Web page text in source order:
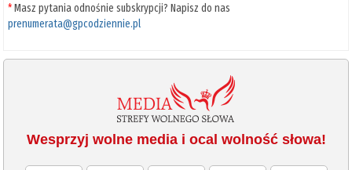
*Masz pytania odnośnie subskrypcji? Napisz do nas
prenumerata@gpcodziennie.pl
Wesprzyj wolne media i ocal wolność słowa!